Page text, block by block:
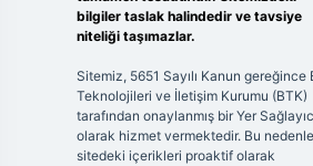
bilgiler taslak halindedir ve tavsiye
niteliği taşımazlar.
Sitemiz, 5651 Sayılı Kanun gereğince
Teknolojileri ve İletişim Kurumu (BTK)
tarafından onaylanmış bir Yer
olarak hizmet vermektedir. Bu
sitedeki içerikleri proaktif olarak